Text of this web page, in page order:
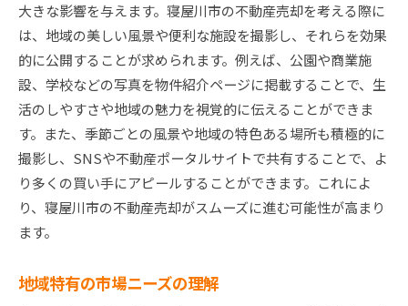
大きな影響を与えます。寝屋川市の不動産売却を考える際に
は、地域の美しい風景や便利な施設を撮影し、それらを効果
的に公開することが求められます。例えば、公園や商業施
設、学校などの写真を物件紹介ページに掲載することで、生
活のしやすさや地域の魅力を視覚的に伝えることができま
す。また、季節ごとの風景や地域の特色ある場所も積極的に
撮影し、SNSや不動産ポータルサイトで共有することで、よ
り多くの買い手にアピールすることができます。これによ
り、寝屋川市の不動産売却がスムーズに進む可能性が高まり
ます。
地域特有の市場ニーズの理解